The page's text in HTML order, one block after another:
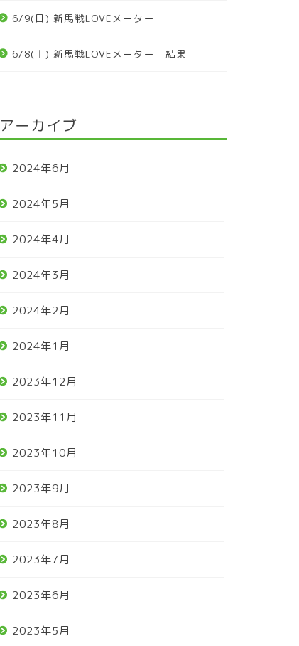
6/9(日) 新馬戦LOVEメーター
6/8(土) 新馬戦LOVEメーター 結果
アーカイブ
2024年6月
2024年5月
2024年4月
2024年3月
2024年2月
2024年1月
2023年12月
2023年11月
2023年10月
2023年9月
2023年8月
2023年7月
2023年6月
2023年5月